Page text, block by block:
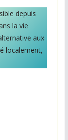
depuis
la vie
aux
localement,